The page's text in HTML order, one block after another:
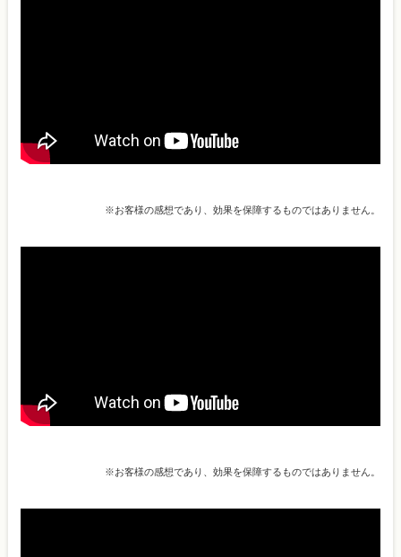
※お客様の感想であり、効果を保障するものではありません。
※お客様の感想であり、効果を保障するものではありません。